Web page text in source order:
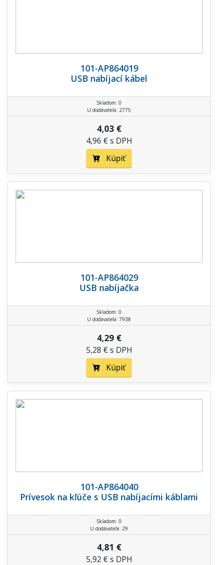
101-AP864019
USB nabíjací kábel
Skladom: 0
U dodávateľa: 2775
4,03 €
4,96 € s DPH
Kúpiť
101-AP864029
USB nabíjačka
Skladom: 0
U dodávateľa: 7938
4,29 €
5,28 € s DPH
Kúpiť
101-AP864040
Prívesok na kľúče s USB nabíjacími káblami
Skladom: 0
U dodávateľa: 29
4,81 €
5,92 € s DPH